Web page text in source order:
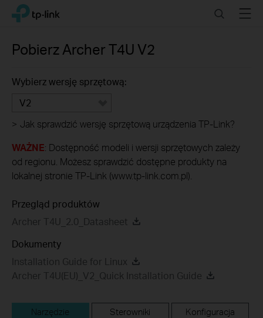
Click
navigation
TP-Link, Reliably Smart SearchMenu
PobierzArcher T4U V2
Wybierz wersję sprzętową:
V2
> Jak sprawdzić wersję sprzętową urządzenia TP-Link?
WAŻNE: Dostępność modeli i wersji sprzętowych zależy
od regionu. Możesz sprawdzić dostępne produkty na
lokalnej stronie TP-Link (www.tp-link.com.pl).
Przegląd produktów
Archer T4U_2.0_Datasheet
Dokumenty
Installation Guide for Linux
Archer T4U(EU)_V2_Quick Installation Guide
Narzędzie Sterowniki Konfiguracja